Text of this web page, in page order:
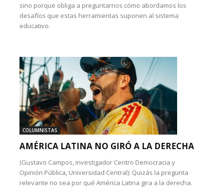
sino porque obliga a preguntarnos cómo abordamos los
desafíos que estas herramientas suponen al sistema
educativo.
COLUMNISTAS
AMÉRICA LATINA NO GIRÓ A LA DERECHA
(Gustavo Campos, investigador Centro Democracia y
Opinión Pública, Universidad Central): Quizás la pregunta
relevante no sea por qué América Latina gira a la derecha.